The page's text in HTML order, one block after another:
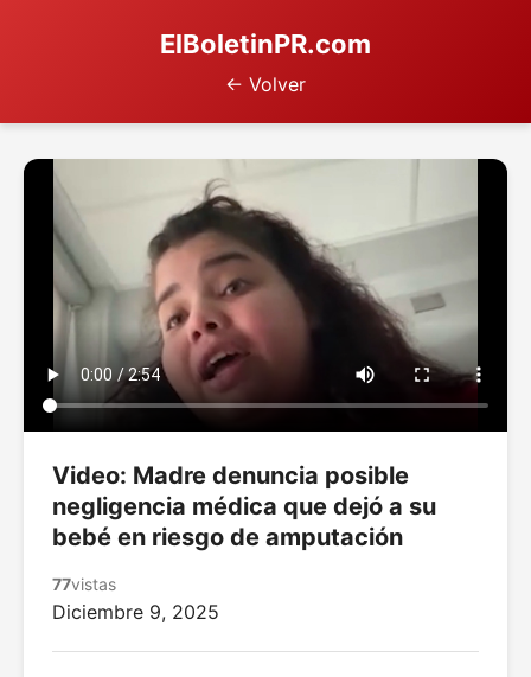
ElBoletinPR.com
← Volver
Video: Madre denuncia posible
negligencia médica que dejó a su
bebé en riesgo de amputación
77vistas
Diciembre 9, 2025